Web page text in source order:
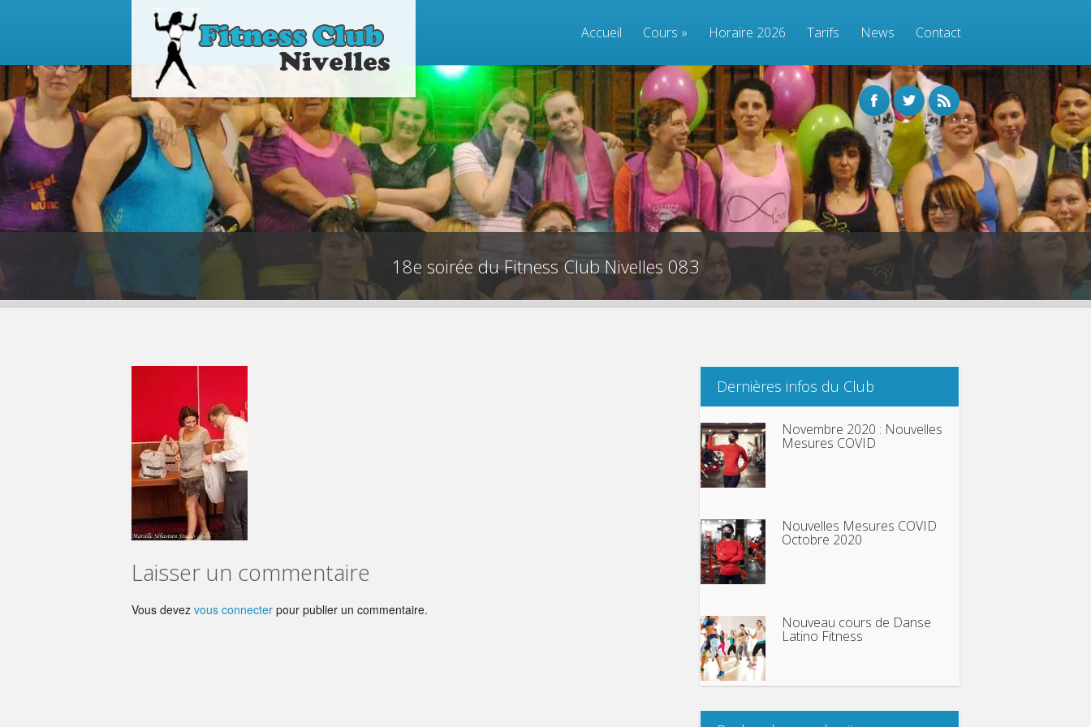
Accueil Cours » Horaire 2026 Tarifs News Contact
18e soirée du Fitness Club Nivelles 083
Laisser un commentaire
Vous devez vous connecter pour publier un commentaire.
Dernières infos du Club
Novembre 2020 : Nouvelles
Mesures COVID
Nouvelles Mesures COVID
Octobre 2020
Nouveau cours de Danse
Latino Fitness